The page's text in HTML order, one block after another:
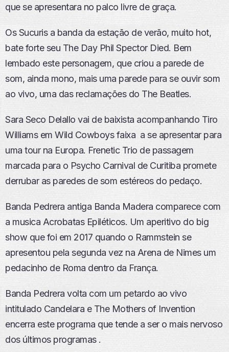
que se apresentara no palco livre de graça.
Os Sucuris a banda da estação de verão, muito hot,
bate forte seu The Day Phil Spector Died. Bem
lembado este personagem, que criou a parede de
som, ainda mono, mais uma parede para se ouvir som
ao vivo, uma das reclamações do The Beatles.
Sara Seco Delallo vai de baixista acompanhando Tiro
Williams em Wild Cowboys faixa a se apresentar para
uma tour na Europa. Frenetic Trio de passagem
marcada para o Psycho Carnival de Curitiba promete
derrubar as paredes de som estéreos do pedaço.
Banda Pedrera antiga Banda Madera comparece com
a musica Acrobatas Epiléticos. Um aperitivo do big
show que foi em 2017 quando o Rammstein se
apresentou pela segunda vez na Arena de Nimes um
pedacinho de Roma dentro da França.
Banda Pedrera volta com um petardo ao vivo
intitulado Candelara e The Mothers of Invention
encerra este programa que tende a ser o mais nervoso
dos últimos programas .